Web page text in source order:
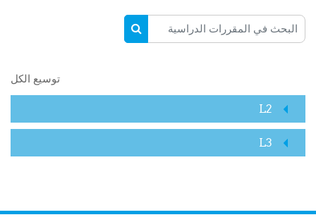
البحث في المقررات الدراسية
البحث في المقررات الدراسية
توسيع الكل
L2
L3